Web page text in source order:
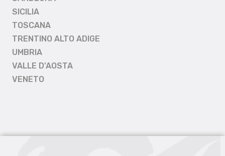
SICILIA
TOSCANA
TRENTINO ALTO ADIGE
UMBRIA
VALLE D'AOSTA
VENETO